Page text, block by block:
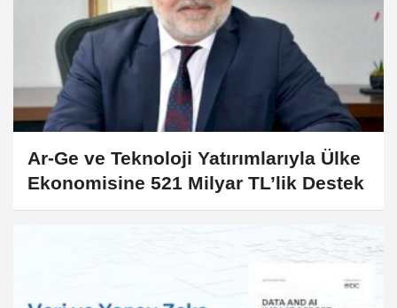
Ar-Ge ve Teknoloji Yatırımlarıyla Ülke
Ekonomisine 521 Milyar TL’lik Destek